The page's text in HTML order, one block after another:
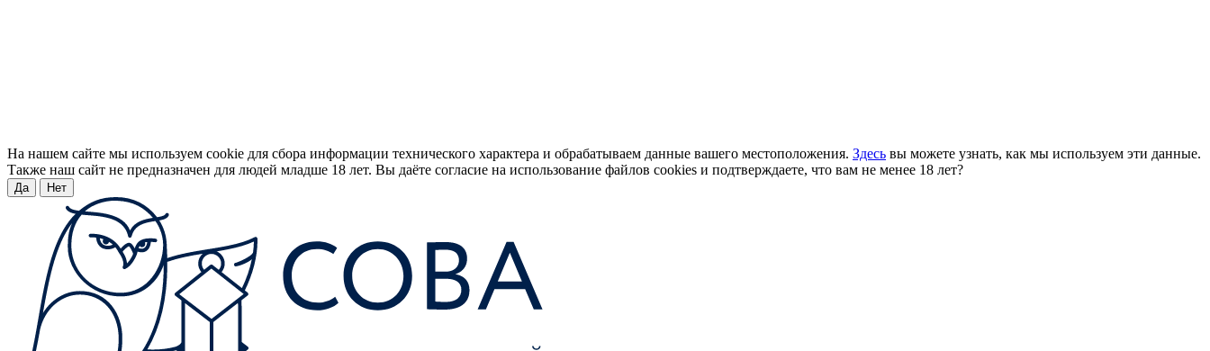
На нашем сайте мы используем cookie для сбора информации технического характера и обрабатываем данные вашего местоположения. Здесь вы можете узнать, как мы используем эти данные.
Также наш сайт не предназначен для людей младше 18 лет. Вы даёте согласие на использование файлов cookies и подтверждаете, что вам не менее 18 лет?
Да Нет